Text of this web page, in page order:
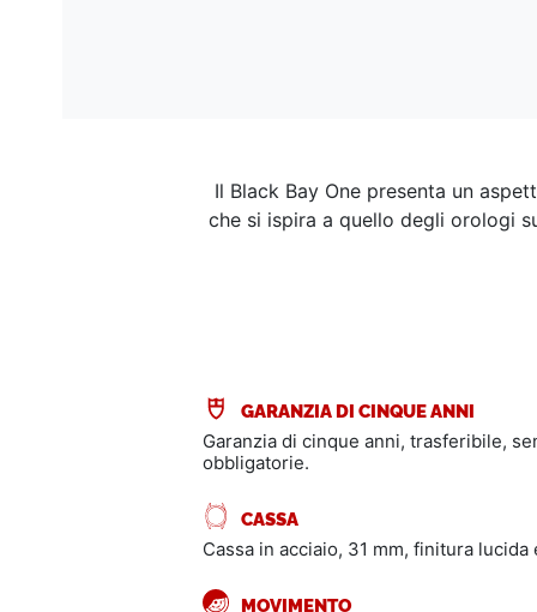
Il Black Bay One presenta un
che si ispira a quello degli orologi
GARANZIA DI CINQUE ANNI
Garanzia di cinque anni, trasferibile,
obbligatorie.
CASSA
Cassa in acciaio, 31 mm, finitura lucida
MOVIMENTO